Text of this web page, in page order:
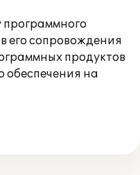
программного
его сопровождения
продуктов
обеспечения на